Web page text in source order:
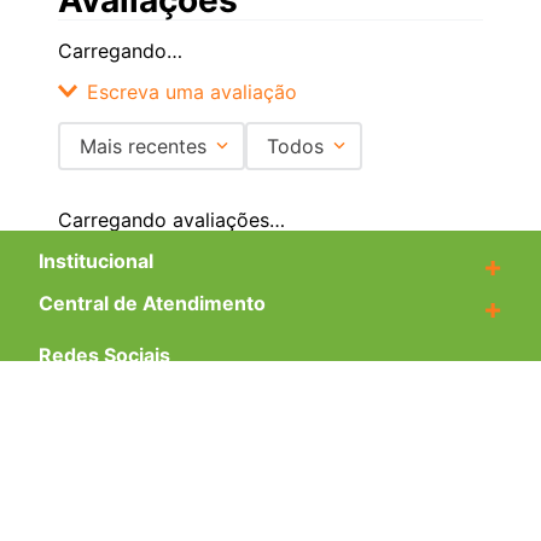
Carregando…
Escreva uma avaliação
Título
★★★★★
Mais recentes Todos
Carregando avaliações…
Institucional
+
Central de Atendimento +
Redes Sociais